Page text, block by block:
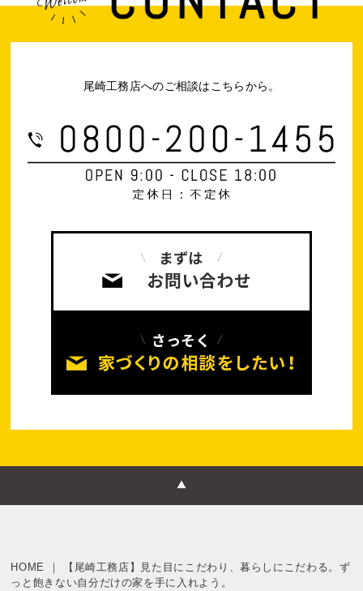
尾崎工務店へのご相談はこちらから。
HOME ｜ 【尾崎工務店】見た目にこだわり、暮らしにこだわる。ず
っと飽きない自分だけの家を手に入れよう。